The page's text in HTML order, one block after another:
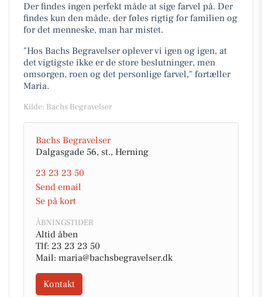
Der findes ingen perfekt måde at sige farvel på. Der
findes kun den måde, der føles rigtig for familien og
for det menneske, man har mistet.
"Hos Bachs Begravelser oplever vi igen og igen, at
det vigtigste ikke er de store beslutninger, men
omsorgen, roen og det personlige farvel," fortæller
Maria.
Kilde: Bachs Begravelser
Bachs Begravelser
Dalgasgade 56, st., Herning
23 23 23 50
Send email
Se på kort
ÅBNINGSTIDER
Altid åben
Tlf: 23 23 23 50
Mail: maria@bachsbegravelser.dk
Kontakt